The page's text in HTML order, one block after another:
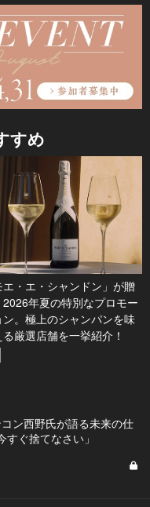
すめ
エ・エ・シャンドン」が贈
2026年夏の特別なプロモー
ン。極上のシャンパンを味
厳選店舗を一挙紹介！
ン西野氏が語る未来の仕
ぐ捨てなさい」